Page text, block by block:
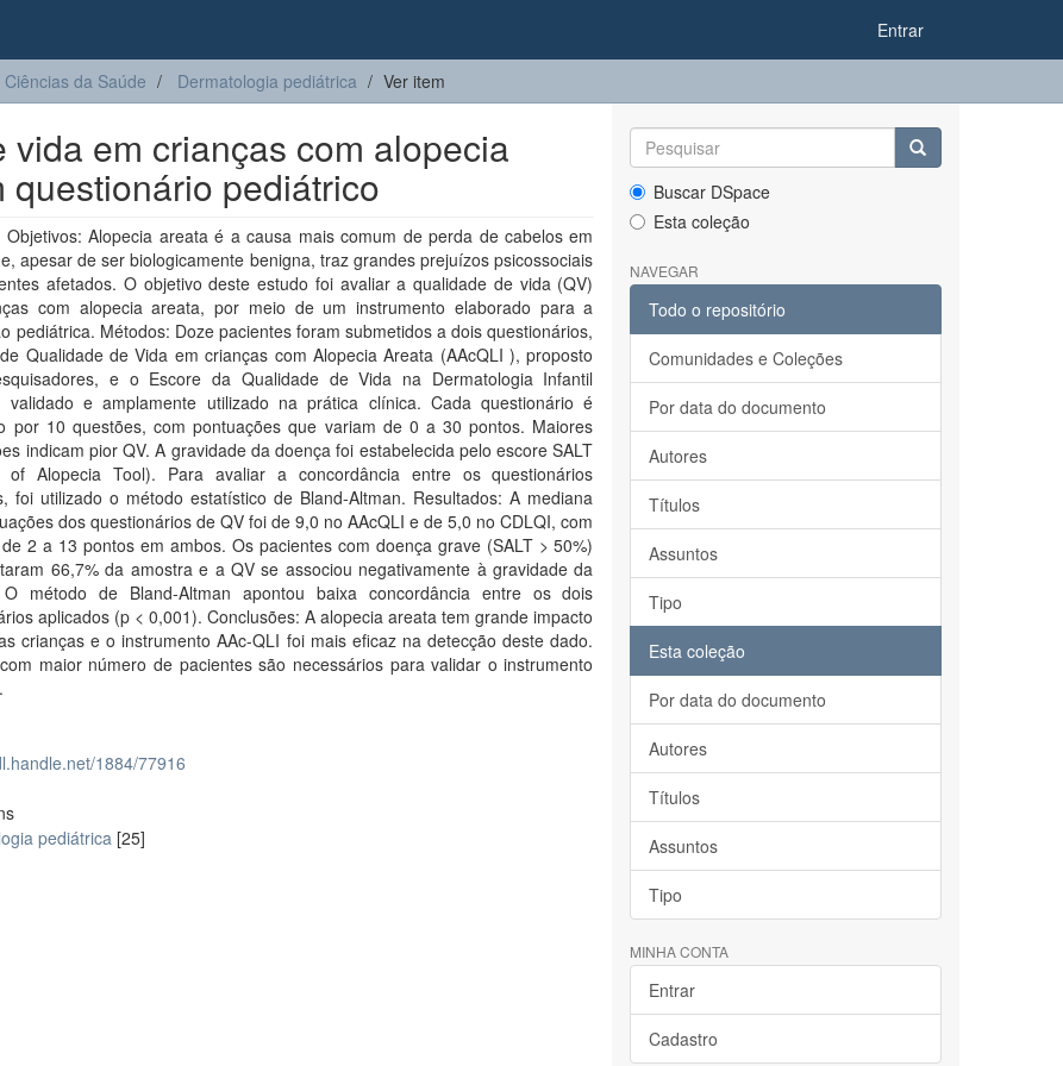
Entrar
Ciências da Saúde Dermatologia pediátrica Ver item
em crianças com alopecia
pediátrico
Objetivos: Alopecia areata é a causa mais comum de perda de cabelos em
apesar de ser biologicamente benigna, traz grandes prejuízos psicossociais
afetados. O objetivo deste estudo foi avaliar a qualidade de vida (QV)
com alopecia areata, por meio de um instrumento elaborado para a
pediátrica. Métodos: Doze pacientes foram submetidos a dois questionários,
Qualidade de Vida em crianças com Alopecia Areata (AAcQLI ), proposto
e o Escore da Qualidade de Vida na Dermatologia Infantil
validado e amplamente utilizado na prática clínica. Cada questionário é
por 10 questões, com pontuações que variam de 0 a 30 pontos. Maiores
indicam pior QV. A gravidade da doença foi estabelecida pelo escore SALT
of Alopecia Tool). Para avaliar a concordância entre os questionários
foi utilizado o método estatístico de Bland-Altman. Resultados: A mediana
dos questionários de QV foi de 9,0 no AAcQLI e de 5,0 no CDLQI, com
2 a 13 pontos em ambos. Os pacientes com doença grave (SALT > 50%)
66,7% da amostra e a QV se associou negativamente à gravidade da
O método de Bland-Altman apontou baixa concordância entre os dois
aplicados (p < 0,001). Conclusões: A alopecia areata tem grande impacto
crianças e o instrumento AAc-QLI foi mais eficaz na detecção deste dado.
maior número de pacientes são necessários para validar o instrumento
1884/77916
pediátrica [25]
Buscar DSpace
Esta coleção
NAVEGAR
Todo o repositório
Comunidades e Coleções
Por data do documento
Autores
Títulos
Assuntos
Tipo
Esta coleção
Por data do documento
Autores
Títulos
Assuntos
Tipo
MINHA CONTA
Entrar
Cadastro